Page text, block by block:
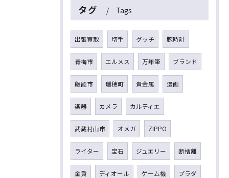
タグ Tags
出張買取 切手 グッチ 腕時計
青梅市 エルメス 万年筆 ブランド
飯能市 瑞穂町 貴金属 漫画
楽器 カメラ カルティエ
武蔵村山市 オメガ ZIPPO
ライター 宝石 ジュエリー 断捨離
金貨 ディオール ゲーム機 プラダ